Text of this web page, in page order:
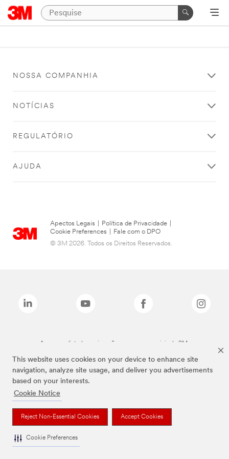
This website uses cookies on your device to enhance site
navigation, analyze site usage, and deliver you advertisements
based on your interests.
Cookie Notice
Reject Non-Essential Cookies Accept Cookies
Cookie Preferences
NOSSA COMPANHIA
NOTÍCIAS
REGULATÓRIO
AJUDA
Apectos Legais Política de Privacidade
Cookie Preferences
Fale com o DPO
© 3M 2026. Todos os Direitos Reservados.
As marcas listadas a cima são marcas comerciais da 3M.